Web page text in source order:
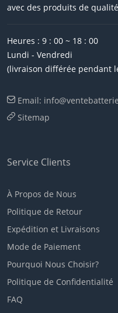
avec des produits de
Heures : 9 : 00 ~ 18 : 00
Lundi - Vendredi
(livraison différée pendant
Email:
Sitemap
Service Clients
À Propos de Nous
Politique de Retour
Expédition et Livraisons
Mode de Paiement
Pourquoi Nous Choisir?
Politique de Confidentialité
FAQ